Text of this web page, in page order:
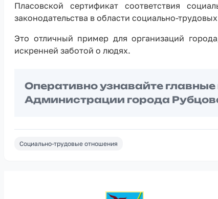
Пласовской сертификат соответствия
законодательства в области социально-
Это отличный пример для организаций
искренней заботой о людях.
Оперативно узнавайте
Администрации города
Социально-трудовые отношения